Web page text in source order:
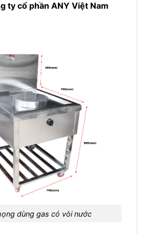
ty cổ phần ANY Việt Nam
dùng gas có vòi nước